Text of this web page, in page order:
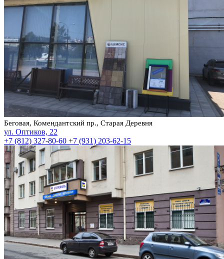
Беговая, Комендантский пр., Старая Деревня
ул. Оптиков, 22
+7 (812) 327-80-60 +7 (931) 203-62-15